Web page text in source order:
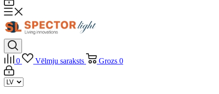
0 Vēlmju saraksts Grozs 0